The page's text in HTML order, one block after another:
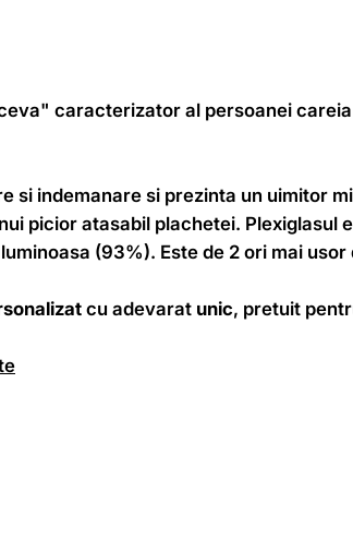
caracterizator al persoanei
si indemanare si prezinta un uimitor
picior atasabil plachetei. Plexiglasul
(93%). Este de 2 ori mai
cu adevarat unic, pretuit